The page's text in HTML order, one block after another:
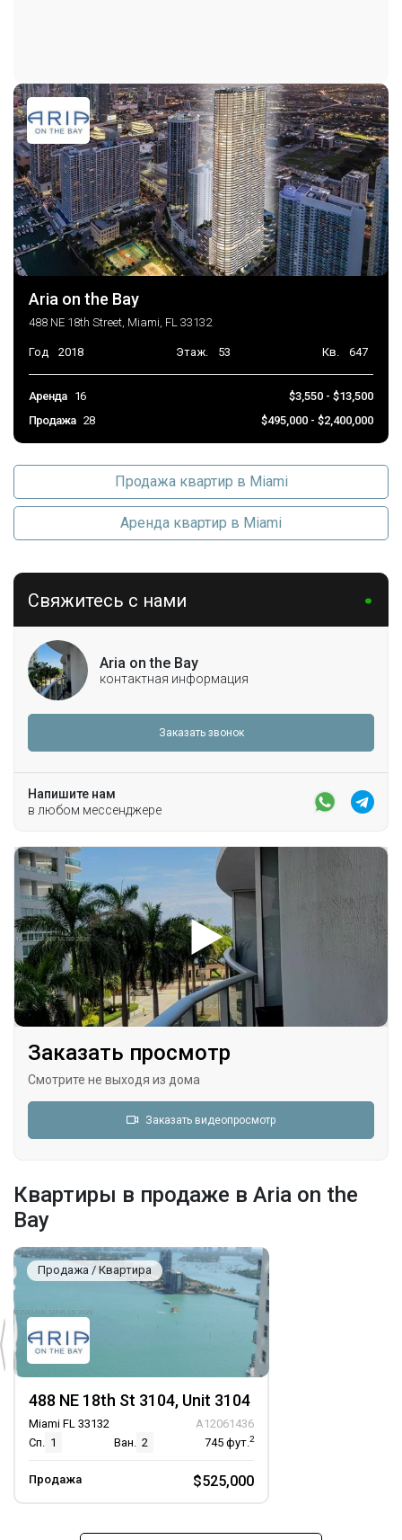
Aria on the Bay
488 NE 18th Street, Miami, FL 33132
Год 2018 Этаж. 53 Кв. 647
Аренда 16
$3,550 - $13,500
Продажа 28 $495,000 - $2,400,000
Продажа квартир в Miami
Аренда квартир в Miami
Свяжитесь с нами
Aria on the Bay
контактная информация
Заказать звонок
Напишите нам
в любом мессенджере
Заказать просмотр
Смотрите не выходя из дома
Заказать видеопросмотр
Квартиры в продаже в Aria on the
Bay
Продажа / Квартира
488 NE 18th St 3104, Unit 3104
Miami FL 33132
A12061436
Сп. 1 Ван. 2 745 фут.2
Продажа $525,000